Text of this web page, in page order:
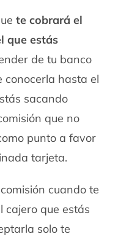
te cobrará el
que estás
de tu banco
conocerla hasta el
sacando
que no
punto a favor
tarjeta.
cuando te
cajero que estás
solo te